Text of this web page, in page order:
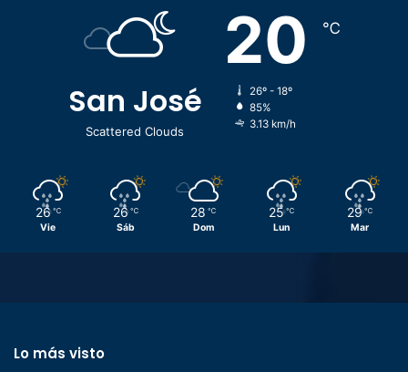
San José
Scattered Clouds
20 ℃
26º - 18º
85%
3.13 km/h
26 ℃
Vie
26 ℃
Sáb
28 ℃
Dom
25 ℃
Lun
29 ℃
Mar
Lo más visto